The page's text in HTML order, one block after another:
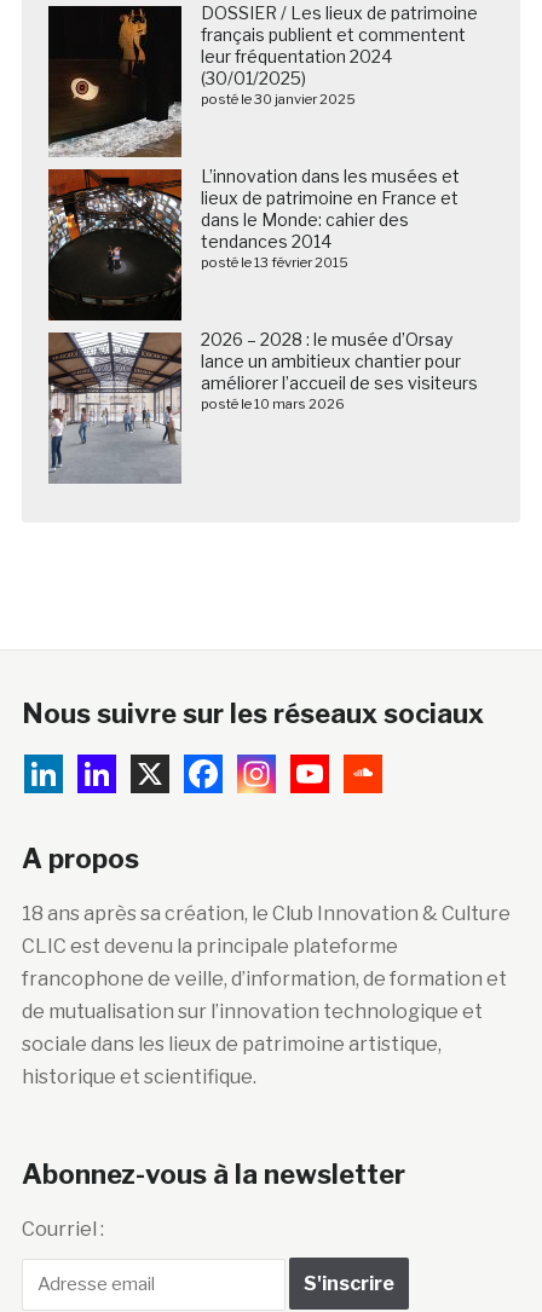
DOSSIER / Les lieux de patrimoine
français publient et commentent
leur fréquentation 2024
(30/01/2025)
posté le 30 janvier 2025
L’innovation dans les musées et
lieux de patrimoine en France et
dans le Monde: cahier des
tendances 2014
posté le 13 février 2015
2026 – 2028 : le musée d’Orsay
lance un ambitieux chantier pour
améliorer l’accueil de ses visiteurs
posté le 10 mars 2026
Nous suivre sur les réseaux sociaux
A propos
18 ans après sa création, le Club Innovation & Culture
CLIC est devenu la principale plateforme
francophone de veille, d’information, de formation et
de mutualisation sur l’innovation technologique et
sociale dans les lieux de patrimoine artistique,
historique et scientifique.
Abonnez-vous à la newsletter
Courriel :